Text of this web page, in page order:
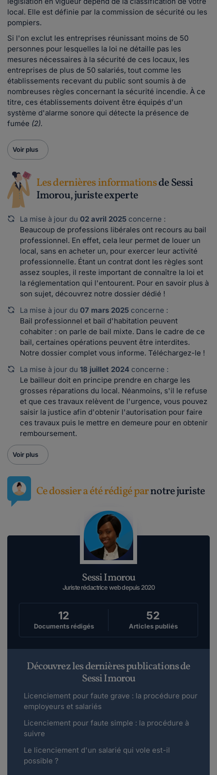
local. Elle est définie par la commission de sécurité ou les
pompiers.
Si l'on exclut les entreprises réunissant moins de 50
personnes pour lesquelles la loi ne détaille pas les
mesures nécessaires à la sécurité de ces locaux, les
entreprises de plus de 50 salariés, tout comme les
établissements recevant du public sont soumis à de
nombreuses règles concernant la sécurité incendie. À ce
titre, ces établissements doivent être équipés d'un
système d'alarme sonore qui détecte la présence de
fumée (2).
Voir plus
Les dernières informationsde Sessi
Imorou, juriste experte
La mise à jour du 02 avril 2025 concerne :
Beaucoup de professions libérales ont recours au bail
professionnel. En effet, cela leur permet de louer un
local, sans en acheter un, pour exercer leur activité
professionnelle. Étant un contrat dont les règles sont
assez souples, il reste important de connaître la loi et
la réglementation qui l'entourent. Pour en savoir plus à
son sujet, découvrez notre dossier dédié !
La mise à jour du 07 mars 2025 concerne :
Bail professionnel et bail d'habitation peuvent
cohabiter : on parle de bail mixte. Dans le cadre de ce
bail, certaines opérations peuvent être interdites.
Notre dossier complet vous informe. Téléchargez-le !
La mise à jour du 18 juillet 2024 concerne :
Le bailleur doit en principe prendre en charge les
grosses réparations du local. Néanmoins, s'il le refuse
et que ces travaux relèvent de l'urgence, vous pouvez
saisir la justice afin d'obtenir l'autorisation pour faire
ces travaux puis le mettre en demeure pour en obtenir
remboursement.
Voir plus
Ce dossier a été rédigé parnotre juriste
Sessi Imorou
Juriste rédactrice web depuis 2020
12
Documents rédigés
52
Articles publiés
Découvrez les dernières publications de
Sessi Imorou
Licenciement pour faute grave : la procédure pour
employeurs et salariés
Licenciement pour faute simple : la procédure à
suivre
Le licenciement d'un salarié qui vole est-il
possible ?